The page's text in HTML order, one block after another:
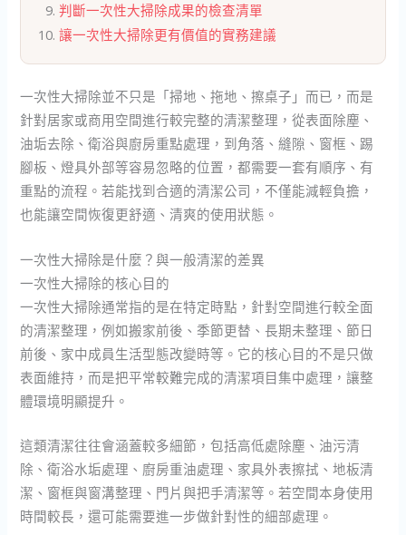
判斷一次性大掃除成果的檢查清單
讓一次性大掃除更有價值的實務建議
一次性大掃除並不只是「掃地、拖地、擦桌子」而已，而是
針對居家或商用空間進行較完整的清潔整理，從表面除塵、
油垢去除、衛浴與廚房重點處理，到角落、縫隙、窗框、踢
腳板、燈具外部等容易忽略的位置，都需要一套有順序、有
重點的流程。若能找到合適的清潔公司，不僅能減輕負擔，
也能讓空間恢復更舒適、清爽的使用狀態。
一次性大掃除是什麼？與一般清潔的差異
一次性大掃除的核心目的
一次性大掃除通常指的是在特定時點，針對空間進行較全面
的清潔整理，例如搬家前後、季節更替、長期未整理、節日
前後、家中成員生活型態改變時等。它的核心目的不是只做
表面維持，而是把平常較難完成的清潔項目集中處理，讓整
體環境明顯提升。
這類清潔往往會涵蓋較多細節，包括高低處除塵、油污清
除、衛浴水垢處理、廚房重油處理、家具外表擦拭、地板清
潔、窗框與窗溝整理、門片與把手清潔等。若空間本身使用
時間較長，還可能需要進一步做針對性的細部處理。